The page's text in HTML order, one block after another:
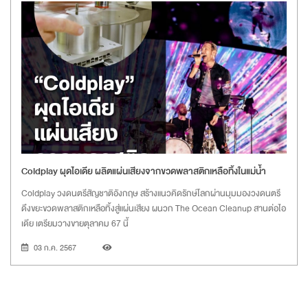
Coldplay ผุดไอเดีย ผลิตแผ่นเสียงจากขวดพลาสติกเหลือทิ้งในแม่น้ำ
Coldplay วงดนตรีสัญชาติอังกฤษ สร้างแนวคิดรักษ์โลกผ่านมุมมองวงดนตรี
ดึงขยะขวดพลาสติกเหลือทิ้งสู่แผ่นเสียง ผนวก The Ocean Cleanup สานต่อไอ
เดีย เตรียมวางขายตุลาคม 67 นี้
03 ก.ค. 2567